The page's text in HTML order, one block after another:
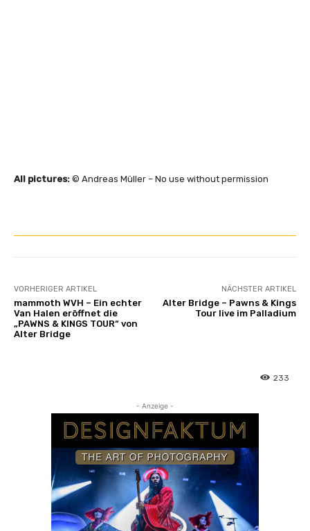
All pictures: © Andreas Müller – No use without permission
VORHERIGER ARTIKEL
mammoth WVH – Ein echter
Van Halen eröffnet die
„PAWNS & KINGS TOUR“ von
Alter Bridge
NÄCHSTER ARTIKEL
Alter Bridge – Pawns & Kings
Tour live im Palladium
233
- Anzeige -